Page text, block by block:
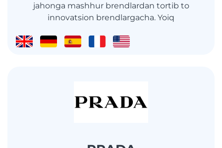
jahonga mashhur brendlardan tortib to
innovatsion brendlargacha. Yoiq